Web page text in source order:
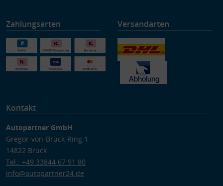
Zahlungsarten Versandarten
Kontakt
Autopartner GmbH
Gregor-von-Brück-Ring 1
14822 Brück
Tel.: +49 33844 67 91 80
info@autopartner24.de